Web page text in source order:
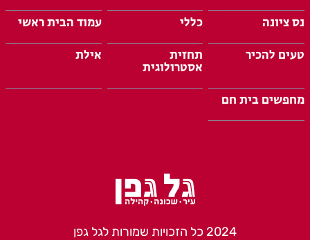
נס ציונה
כללי
עמוד הבית ראשי
טעים להכיר
תחזית
אסטרולוגית
אילת
מחפשים בית חם
2024 כל הזכויות שמורות לגל גפן